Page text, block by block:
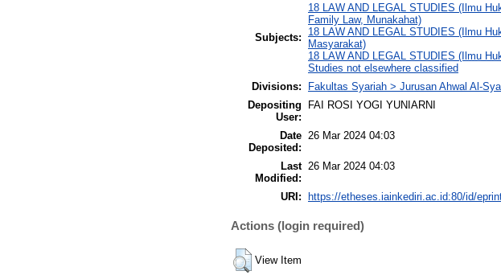
Subjects:
18 LAW AND LEGAL STUDIES (Ilmu
Family Law, Munakahat)
18 LAW AND LEGAL STUDIES (Ilmu
Masyarakat)
18 LAW AND LEGAL STUDIES (Ilmu
Studies not elsewhere classified
Divisions:
Fakultas Syariah > Jurusan Ahwal Al-
Depositing
User:
FAI ROSI YOGI YUNIARNI
Date
Deposited:
26 Mar 2024 04:03
Last
Modified:
26 Mar 2024 04:03
URI: https://etheses.iainkediri.ac.id:80/id/
Actions (login required)
View Item